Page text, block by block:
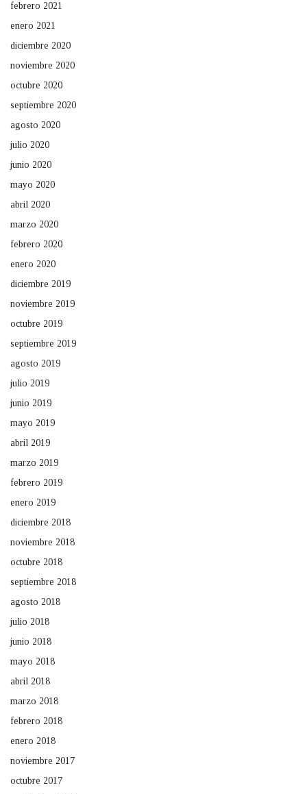
febrero 2021
enero 2021
diciembre 2020
noviembre 2020
octubre 2020
septiembre 2020
agosto 2020
julio 2020
junio 2020
mayo 2020
abril 2020
marzo 2020
febrero 2020
enero 2020
diciembre 2019
noviembre 2019
octubre 2019
septiembre 2019
agosto 2019
julio 2019
junio 2019
mayo 2019
abril 2019
marzo 2019
febrero 2019
enero 2019
diciembre 2018
noviembre 2018
octubre 2018
septiembre 2018
agosto 2018
julio 2018
junio 2018
mayo 2018
abril 2018
marzo 2018
febrero 2018
enero 2018
noviembre 2017
octubre 2017